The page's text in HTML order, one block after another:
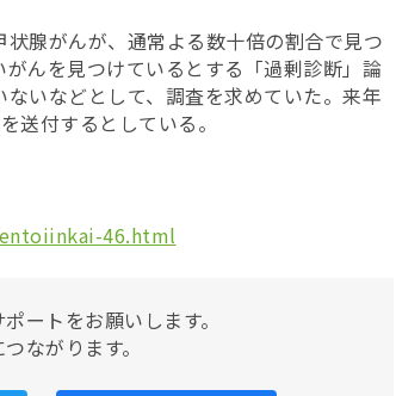
腺がんが、通常よる数十倍の割合で見つ
んを見つけているとする「過剰診断」論
いなどとして、調査を求めていた。来年
送付するとしている。
46.html
ートをお願いします。
ながります。